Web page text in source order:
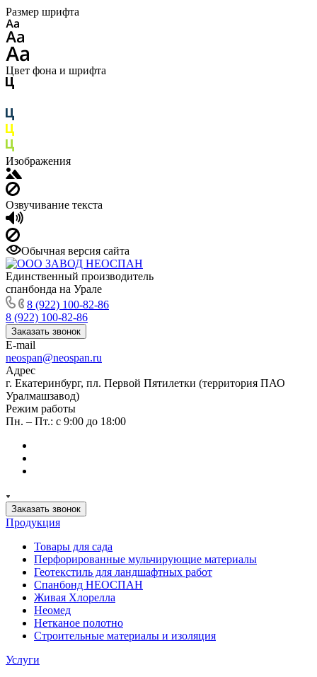
Размер шрифта
Цвет фона и шрифта
Изображения
Озвучивание текста
Обычная версия сайта
Единственный производитель
спанбонда на Урале
8 (922) 100-82-86
8 (922) 100-82-86
Заказать звонок
E-mail
neospan@neospan.ru
Адрес
г. Екатеринбург, пл. Первой Пятилетки (территория ПАО
Уралмашзавод)
Режим работы
Пн. – Пт.: с 9:00 до 18:00
Заказать звонок
Продукция
Товары для сада
Перфорированные мульчирующие материалы
Геотекстиль для ландшафтных работ
Спанбонд НЕОСПАН
Живая Хлорелла
Нeомед
Нетканое полотно
Строительные материалы и изоляция
Услуги